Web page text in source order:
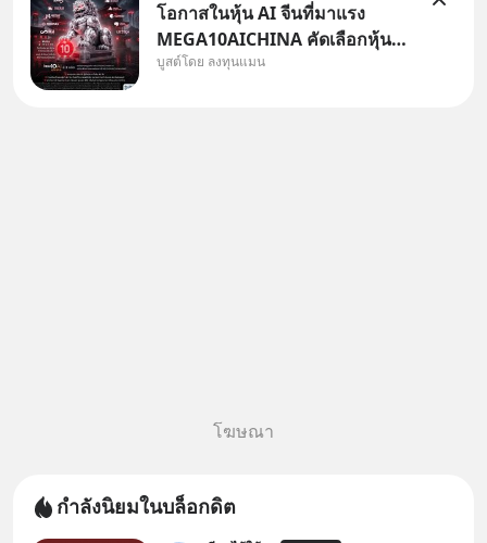
โอกาสในหุ้น AI จีนที่มาแรง
MEGA10AICHINA คัดเลือกหุ้น
ใหม่ 9 ตัว เข้ากองทุน.. ครอบคลุม
บูสต์โดย ลงทุนแมน
โฆษณา
กำลังนิยมในบล็อกดิต